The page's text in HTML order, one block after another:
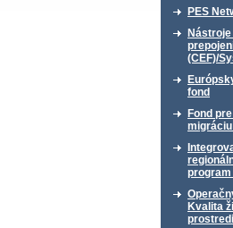
PES
Nástroje
(CEF)/
fond
Fond
program
Kvalita